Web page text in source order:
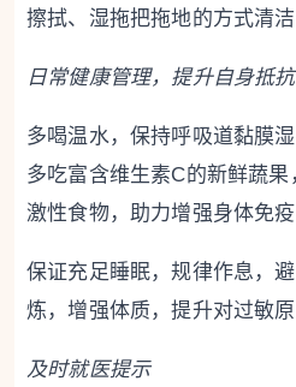
擦拭、湿拖把拖地的方式清洁
日常健康管理，提升自身抵
多喝温水，保持呼吸道黏膜
多吃富含维生素C的新鲜蔬果
激性食物，助力增强身体免疫
保证充足睡眠，规律作息，
炼，增强体质，提升对过敏
及时就医提示